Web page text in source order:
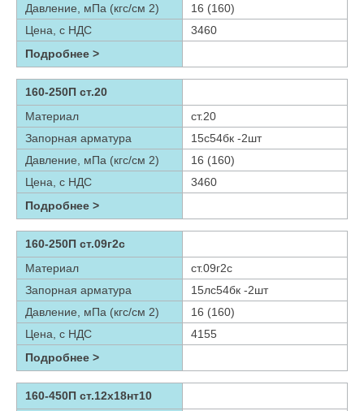
Давление, мПа (кгс/см 2)
16 (160)
Цена, с НДС
3460
Подробнее >
160-250П ст.20
Материал
ст.20
Запорная арматура
15с54бк -2шт
Давление, мПа (кгс/см 2)
16 (160)
Цена, с НДС
3460
Подробнее >
160-250П ст.09г2с
Материал
ст.09г2с
Запорная арматура
15лс54бк -2шт
Давление, мПа (кгс/см 2)
16 (160)
Цена, с НДС
4155
Подробнее >
160-450П ст.12х18нт10